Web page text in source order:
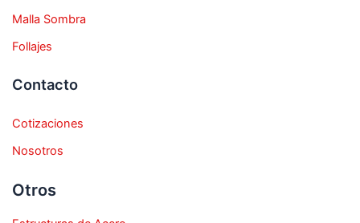
Malla Sombra
Follajes
Contacto
Cotizaciones
Nosotros
Otros